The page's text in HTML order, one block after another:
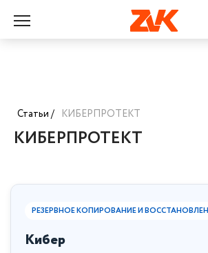
Статьи / КИБЕРПРОТЕКТ
КИБЕРПРОТЕКТ
РЕЗЕРВНОЕ КОПИРОВАНИЕ И
Кибер